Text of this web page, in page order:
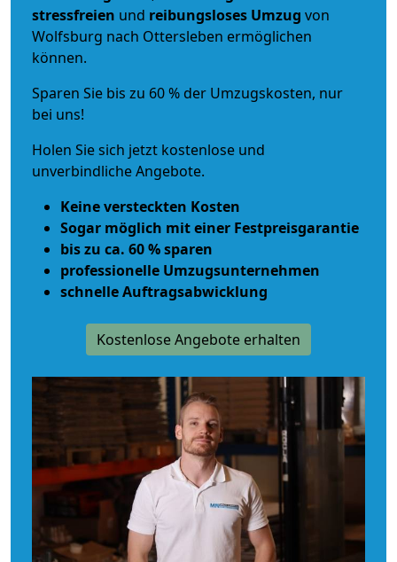
stressfreien und reibungsloses Umzug von
Wolfsburg nach Ottersleben ermöglichen
können.
Sparen Sie bis zu 60 % der Umzugskosten, nur
bei uns!
Holen Sie sich jetzt kostenlose und
unverbindliche Angebote.
Keine versteckten Kosten
Sogar möglich mit einer Festpreisgarantie
bis zu ca. 60 % sparen
professionelle Umzugsunternehmen
schnelle Auftragsabwicklung
Kostenlose Angebote erhalten